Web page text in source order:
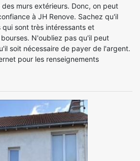
murs extérieurs. Donc, on peut
à JH Renove. Sachez qu'il
sont très intéressants et
N'oubliez pas qu'il peut
soit nécessaire de payer de l'argent.
pour les renseignements